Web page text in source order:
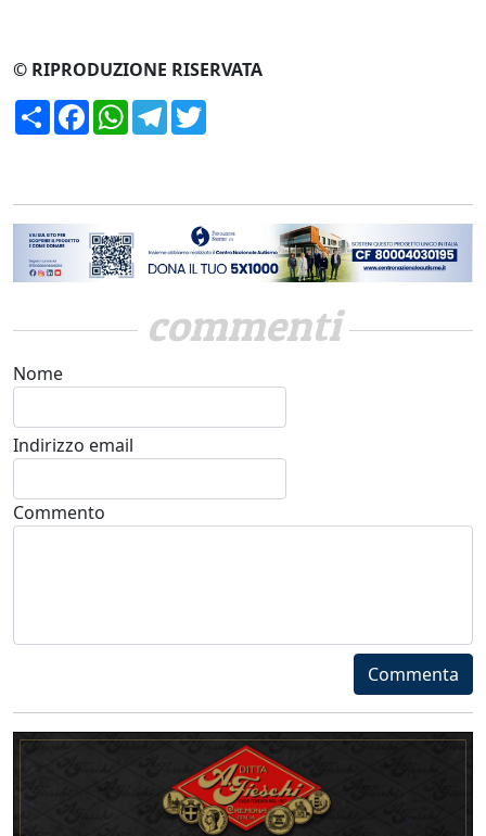
© RIPRODUZIONE RISERVATA
CondividiFacebookWhatsApp
Telegram
commenti
Nome
Indirizzo email
Commento
Commenta